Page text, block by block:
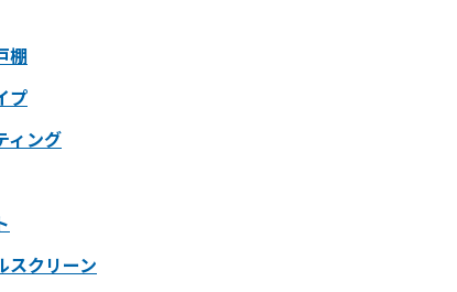
棚
プ
ィング
スクリーン